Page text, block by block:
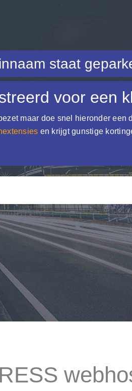
staat
voor een
maar doe snel hieronder een
en krijgt gunstige